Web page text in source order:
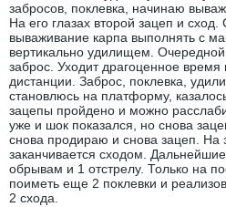
забросов, поклевка, начинаю
На его глазах второй зацеп и сход.
вываживание карпа выполнять с
вертикально удилищем.
заброс. Уходит драгоценное время
дистанции. Заброс, поклевка,
становлюсь на платформу,
зацепы пройдено и можно
уже и шок показался, но снова
снова продираю и снова зацеп. На
заканчивается сходом.
обрывам и 1 отстрелу. Только на
поиметь еще 2 поклевки и
2 схода.